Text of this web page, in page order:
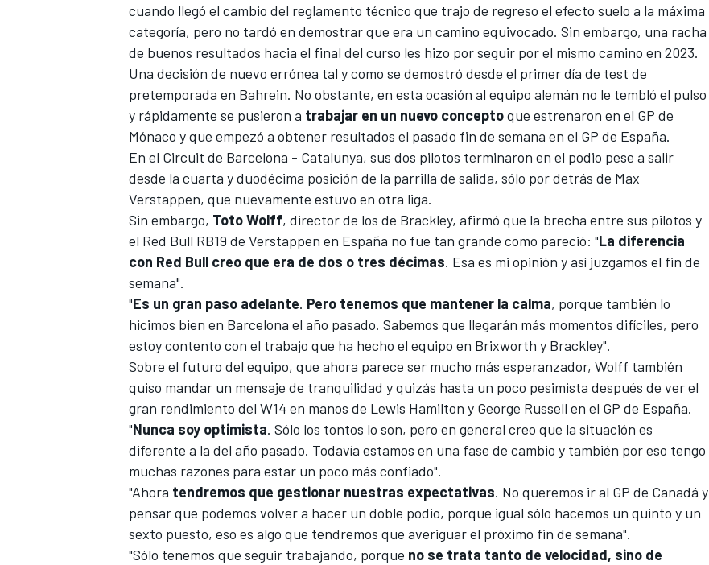
cuando llegó el cambio del reglamento técnico que trajo de regreso el efecto suelo a la máxima
categoría, pero no tardó en demostrar que era un camino equivocado. Sin embargo, una racha
de buenos resultados hacia el final del curso les hizo por seguir por el mismo camino en 2023.
Una decisión de nuevo errónea tal y como se demostró desde el primer día de test de
pretemporada en Bahrein. No obstante, en esta ocasión al equipo alemán no le tembló el pulso
y rápidamente se pusieron a trabajar en un nuevo conceptoque estrenaron en el GP de
Mónaco y que empezó a obtener resultados el pasado fin de semana en el GP de España.
En el Circuit de Barcelona - Catalunya, sus dos pilotos terminaron en el podio pese a salir
desde la cuarta y duodécima posición de la parrilla de salida, sólo por detrás de Max
Verstappen, que nuevamente estuvo en otra liga.
Sin embargo, Toto Wolff, director de los de Brackley, afirmó que la brecha entre sus pilotos y
el Red Bull RB19 de Verstappen en España no fue tan grande como pareció: "La diferencia
con Red Bull creo que era de dos o tres décimas. Esa es mi opinión y así juzgamos el fin de
semana".
"Es un gran paso adelante. Pero tenemos que mantener la calma, porque también lo
hicimos bien en Barcelona el año pasado. Sabemos que llegarán más momentos difíciles, pero
estoy contento con el trabajo que ha hecho el equipo en Brixworth y Brackley".
Sobre el futuro del equipo, que ahora parece ser mucho más esperanzador, Wolff también
quiso mandar un mensaje de tranquilidad y quizás hasta un poco pesimista después de ver el
gran rendimiento del W14 en manos de Lewis Hamilton y George Russell en el GP de España.
"Nunca soy optimista. Sólo los tontos lo son, pero en general creo que la situación es
diferente a la del año pasado. Todavía estamos en una fase de cambio y también por eso tengo
muchas razones para estar un poco más confiado".
"Ahora tendremos que gestionar nuestras expectativas. No queremos ir al GP de Canadá y
pensar que podemos volver a hacer un doble podio, porque igual sólo hacemos un quinto y un
sexto puesto, eso es algo que tendremos que averiguar el próximo fin de semana".
"Sólo tenemos que seguir trabajando, porque no se trata tanto de velocidad, sino de